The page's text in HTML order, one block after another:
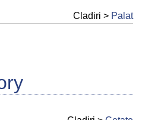
Cladiri > Palat